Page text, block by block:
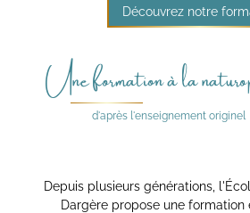
Découvrez notre
Une formation à la
d'après l'enseignement originel
Depuis plusieurs générations,
Dargère propose une formation